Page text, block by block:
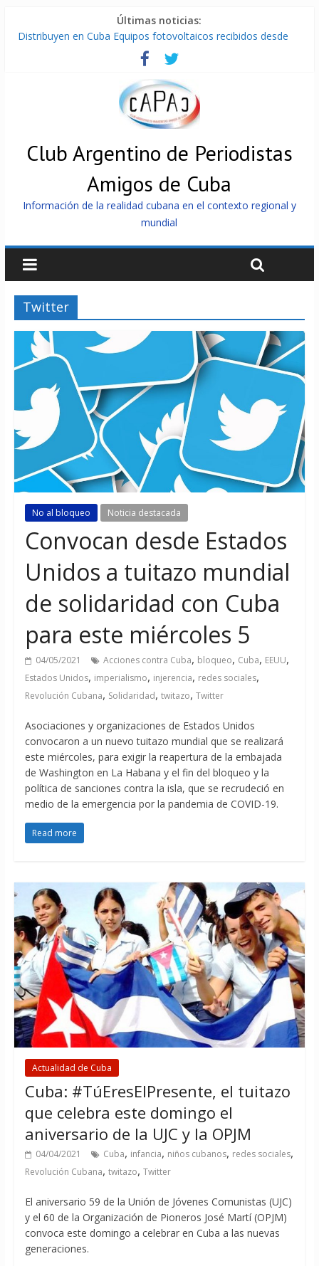
Últimas noticias:
Distribuyen en Cuba Equipos fotovoltaicos recibidos desde
La ONU condena medidas de EE.UU contra Cuba
Cuba alerta sobre doctrina militar de dominación de EEUU
Nuevas sanciones de EEUU contra Cuba apuntan a la
cooperación militar con Rusia y China
Brutal represión contra los que marchan para que no se
venda la patria
Club Argentino de Periodistas
Amigos de Cuba
Información de la realidad cubana en el contexto regional y
mundial
Twitter
No al bloqueo Noticia destacada
Convocan desde Estados
Unidos a tuitazo mundial
de solidaridad con Cuba
para este miércoles 5
04/05/2021 Acciones contra Cuba, bloqueo, Cuba, EEUU,
Estados Unidos, imperialismo, injerencia, redes sociales,
Revolución Cubana, Solidaridad, twitazo, Twitter
Asociaciones y organizaciones de Estados Unidos
convocaron a un nuevo tuitazo mundial que se realizará
este miércoles, para exigir la reapertura de la embajada
de Washington en La Habana y el fin del bloqueo y la
política de sanciones contra la isla, que se recrudeció en
medio de la emergencia por la pandemia de COVID-19.
Read more
Actualidad de Cuba
Cuba: #TúEresElPresente, el tuitazo
que celebra este domingo el
aniversario de la UJC y la OPJM
04/04/2021 Cuba, infancia, niños cubanos, redes sociales,
Revolución Cubana, twitazo, Twitter
El aniversario 59 de la Unión de Jóvenes Comunistas (UJC)
y el 60 de la Organización de Pioneros José Martí (OPJM)
convoca este domingo a celebrar en Cuba a las nuevas
generaciones.